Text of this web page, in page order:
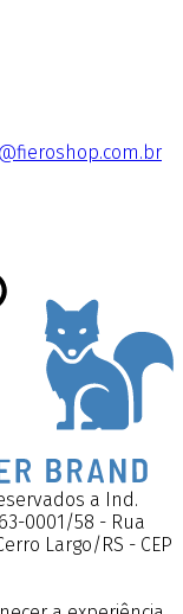
a Ind.
0001/58 - Rua
Largo/RS - CEP